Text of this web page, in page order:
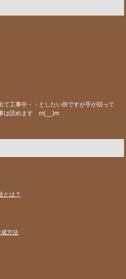
て工事中・・としたい所ですが手が回って
は読めます m(__)m
とは？
方法